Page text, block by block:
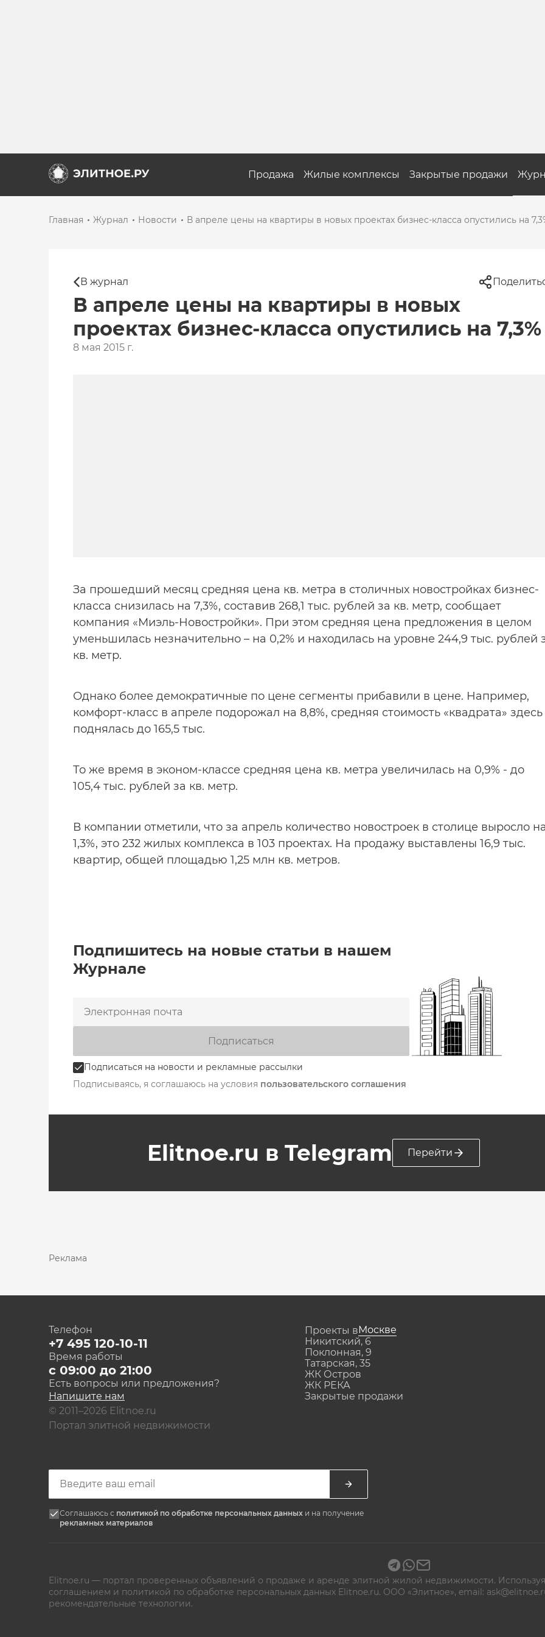
Продажа Жилые комплексы Закрытые продажи
Главная Журнал Новости В апреле цены на квартиры в новых проектах бизнес-класса опустились на
В журнал
В апреле цены на квартиры в новых
проектах бизнес-класса опустились на 7,3%
8 мая 2015 г.
За прошедший месяц средняя цена кв. метра в столичных новостройках бизнес-
класса снизилась на 7,3%, составив 268,1 тыс. рублей за кв. метр, сообщает
компания «Миэль-Новостройки». При этом средняя цена предложения в целом
уменьшилась незначительно – на 0,2% и находилась на уровне 244,9 тыс. рублей
кв. метр.
Однако более демократичные по цене сегменты прибавили в цене. Например,
комфорт-класс в апреле подорожал на 8,8%, средняя стоимость «квадрата» здесь
поднялась до 165,5 тыс.
То же время в эконом-классе средняя цена кв. метра увеличилась на 0,9% - до
105,4 тыс. рублей за кв. метр.
В компании отметили, что за апрель количество новостроек в столице выросло
1,3%, это 232 жилых комплекса в 103 проектах. На продажу выставлены 16,9 тыс.
квартир, общей площадью 1,25 млн кв. метров.
Подпишитесь на новые статьи в нашем
Журнале
Подписаться на новости и рекламные рассылки
Подписаться
Подписываясь, я соглашаюсь на условия пользовательского соглашения
Elitnoe.ru в Telegram Перейти
Реклама
Телефон
+7 495 120-10-11
Время работы
с 09:00 до 21:00
Есть вопросы или предложения?
Напишите нам
© 2011–2026 Elitnoe.ru
Портал элитной недвижимости
Проекты вМоскве
Никитский, 6
Поклонная, 9
Татарская, 35
ЖК Остров
ЖК РЕКА
Закрытые продажи
Соглашаюсь с политикой по обработке персональных данных и на получение
рекламных материалов
Elitnoe.ru — портал проверенных объявлений о продаже и аренде элитной жилой недвижимости.
соглашением и политикой по обработке персональных данных Elitnoe.ru. ООО «Элитное», email:
рекомендательные технологии.